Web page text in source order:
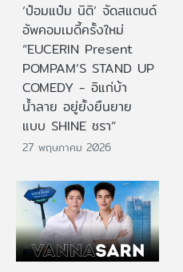
‘ป๋อมแป๋ม นิติ’ จัดสแตนด์
อัพคอมเมดี้ครั้งใหม่
“EUCERIN Present
POMPAM’S STAND UP
COMEDY - อิแก่บ้า
น้ำลาย อยู่ยั้งยืนยาย
แบบ SHINE ชรา”
27 พฤษภาคม 2026